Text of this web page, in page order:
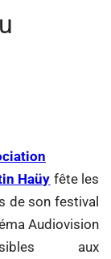
Haüy fête les
de son festival
Audiovision
aux